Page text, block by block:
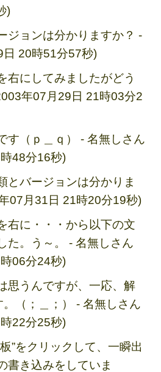
)
ジョンは分かりますか？ -
20時51分57秒)
右にしてみましたがどう
年07月29日 21時03分2
す（ｐ＿ｑ） - 名無しさん
48分16秒)
とバージョンは分かりま
07月31日 21時20分19秒)
右に・・・から以下の文
た。う～。 - 名無しさん
06分24秒)
思うんですが、一応、解
（；＿；） - 名無しさん
22分25秒)
”をクリックして、一瞬出
書き込みをしていま